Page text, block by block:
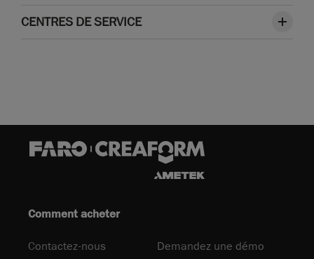
CENTRES DE SERVICE
Comment acheter
Contactez-nous Demandez une démo